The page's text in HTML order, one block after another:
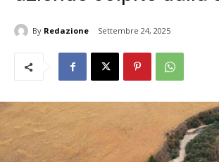
By Redazione Settembre 24, 2025